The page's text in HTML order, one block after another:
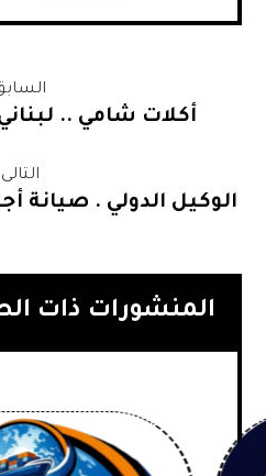
أكلات شامي ..
التالى
الوكيل الدولي . صيانة
المنشورات ذات